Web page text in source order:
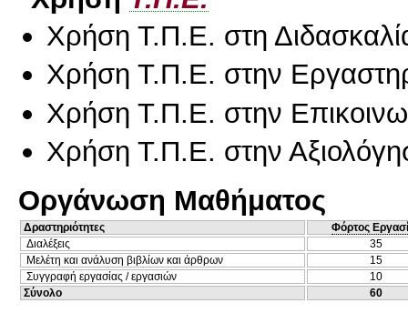
Χρήση Τ.Π.Ε. στη
Χρήση Τ.Π.Ε. στην
Χρήση Τ.Π.Ε. στην
Χρήση Τ.Π.Ε. στην
Οργάνωση Μαθήματος
Δραστηριότητες
Φόρτος
Διαλέξεις
35
Μελέτη και ανάλυση βιβλίων και άρθρων
15
Συγγραφή εργασίας / εργασιών
10
Σύνολο
60